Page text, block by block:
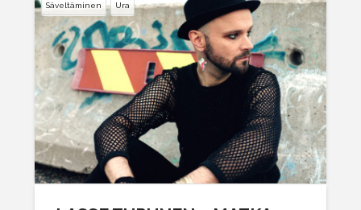
Säveltäminen Ura